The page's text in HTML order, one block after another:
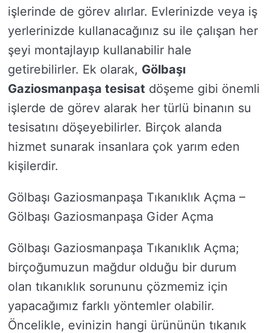
işlerinde de görev alırlar. Evlerinizde veya iş
yerlerinizde kullanacağınız su ile çalışan her
şeyi montajlayıp kullanabilir hale
getirebilirler. Ek olarak, Gölbaşı
Gaziosmanpaşa tesisat döşeme gibi önemli
işlerde de görev alarak her türlü binanın su
tesisatını döşeyebilirler. Birçok alanda
hizmet sunarak insanlara çok yarım eden
kişilerdir.
Gölbaşı Gaziosmanpaşa Tıkanıklık Açma –
Gölbaşı Gaziosmanpaşa Gider Açma
Gölbaşı Gaziosmanpaşa Tıkanıklık Açma;
birçoğumuzun mağdur olduğu bir durum
olan tıkanıklık sorununu çözmemiz için
yapacağımız farklı yöntemler olabilir.
Öncelikle, evinizin hangi ürününün tıkanık